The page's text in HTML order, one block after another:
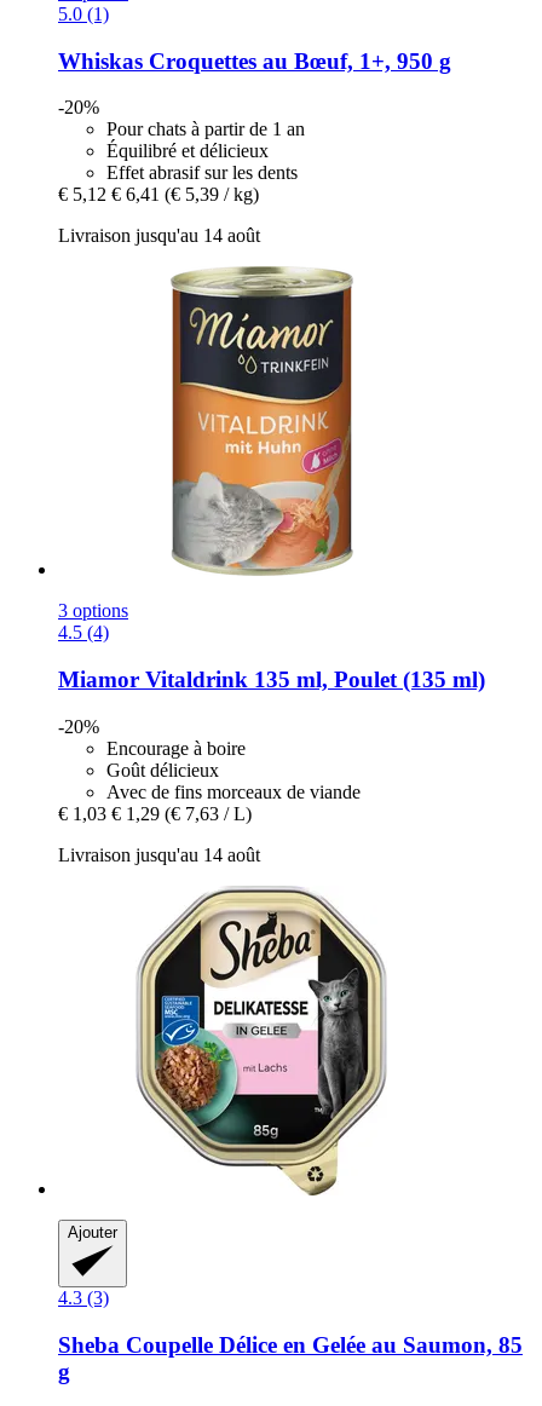
5.0 (1)
Whiskas Croquettes au Bœuf, 1+, 950 g
-20%
Pour chats à partir de 1 an
Équilibré et délicieux
Effet abrasif sur les dents
€ 5,12 € 6,41 (€ 5,39 / kg)
Livraison jusqu'au 14 août
3 options
4.5 (4)
Miamor Vitaldrink 135 ml, Poulet (135 ml)
-20%
Encourage à boire
Goût délicieux
Avec de fins morceaux de viande
€ 1,03 € 1,29 (€ 7,63 / L)
Livraison jusqu'au 14 août
Ajouter
4.3 (3)
Sheba Coupelle Délice en Gelée au Saumon, 85
g